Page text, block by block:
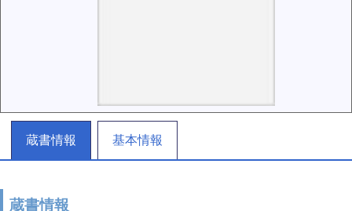
蔵書情報 基本情報
蔵書情報